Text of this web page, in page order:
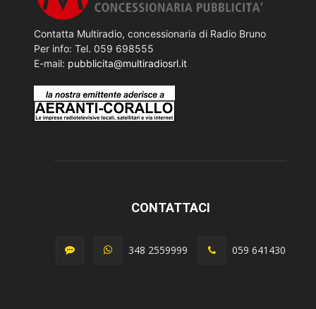
Contatta Multiradio, concessionaria di Radio Bruno
Per info: Tel. 059 698555
E-mail: pubblicita@multiradiosrl.it
CONTATTACI
348 2559999 059 641430